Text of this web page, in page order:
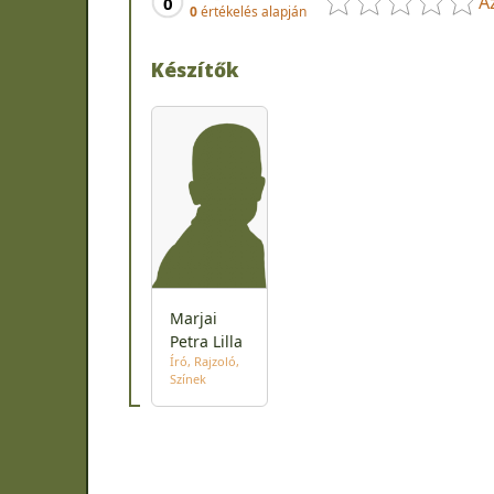
0értékelés alapján
Készítők
Marjai
Petra Lilla
Író Rajzoló
Színek